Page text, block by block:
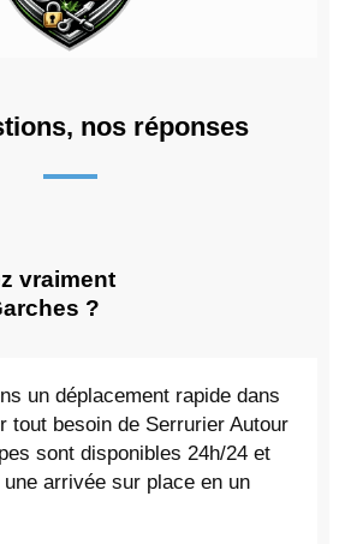
nos réponses
vraiment
?
un déplacement rapide dans
tout besoin de Serrurier Autour
sont disponibles 24h/24 et
arrivée sur place en un